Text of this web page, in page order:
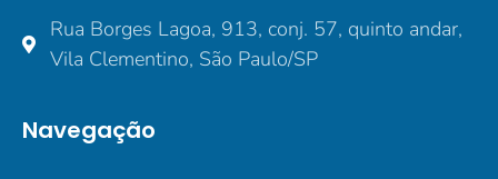
Rua Borges Lagoa, 913, conj. 57, quinto andar,
Vila Clementino, São Paulo/SP
Navegação